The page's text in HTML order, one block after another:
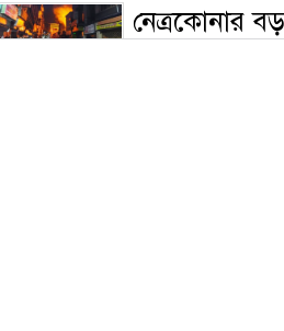
নেত্রকোনার
ভয়াবহ আগুন,